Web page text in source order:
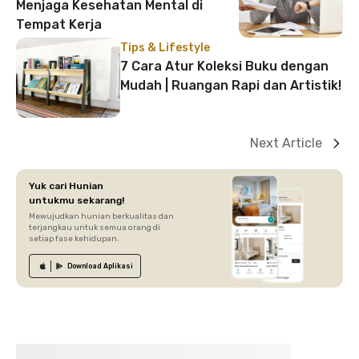
Menjaga Kesehatan Mental di
Tempat Kerja
Tips & Lifestyle
7 Cara Atur Koleksi Buku dengan
Mudah | Ruangan Rapi dan Artistik!
Next Article
Yuk cari Hunian
untukmu sekarang!
Mewujudkan hunian berkualitas dan
terjangkau untuk semua orang di
setiap fase kehidupan.
Download Aplikasi